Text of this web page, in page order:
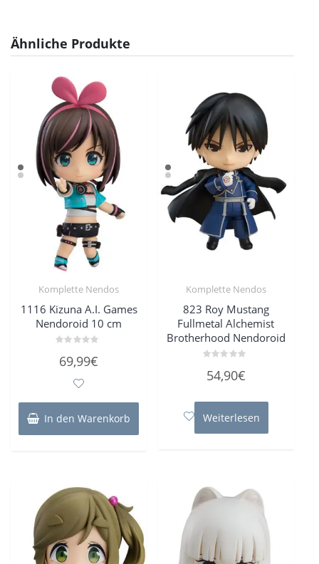
Ähnliche Produkte
Komplette Nendos
1116 Kizuna A.I. Games
Nendoroid 10 cm
mit
69,99€
In den Warenkorb
Komplette Nendos
823 Roy Mustang
Fullmetal Alchemist
Brotherhood Nendoroid
mit
5
54,90€
Weiterlesen